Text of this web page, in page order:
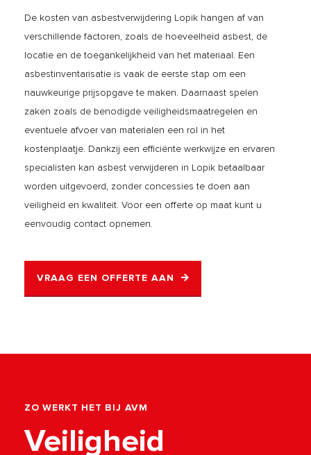
De kosten van asbestverwijdering Lopik hangen af van
verschillende factoren, zoals de hoeveelheid asbest, de
locatie en de toegankelijkheid van het materiaal. Een
asbestinventarisatie is vaak de eerste stap om een
nauwkeurige prijsopgave te maken. Daarnaast spelen
zaken zoals de benodigde veiligheidsmaatregelen en
eventuele afvoer van materialen een rol in het
kostenplaatje. Dankzij een efficiënte werkwijze en ervaren
specialisten kan asbest verwijderen in Lopik betaalbaar
worden uitgevoerd, zonder concessies te doen aan
veiligheid en kwaliteit. Voor een offerte op maat kunt u
eenvoudig contact opnemen.
VRAAG EEN OFFERTE AAN
ZO WERKT HET BIJ AVM
Veiligheid